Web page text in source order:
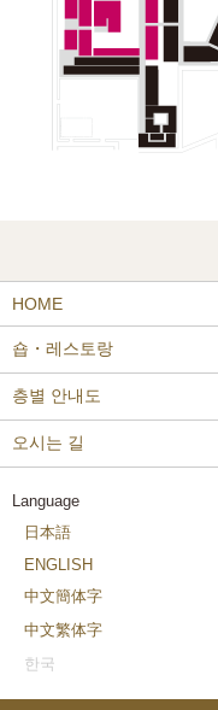
HOME
숍・레스토랑
층별 안내도
오시는 길
Language
日本語
ENGLISH
中文簡体字
中文繁体字
한국